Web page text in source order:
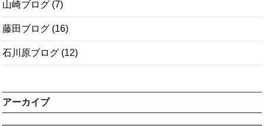
山崎ブログ (7)
藤田ブログ (16)
石川原ブログ (12)
アーカイブ